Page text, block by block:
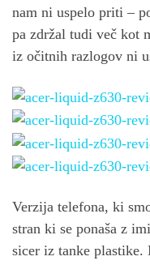
nam ni uspelo priti –
pa zdržal tudi več kot
iz očitnih razlogov ni
Verzija telefona, ki
stran ki se ponaša z
sicer iz tanke